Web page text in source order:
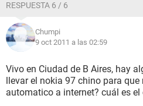
RESPUESTA 6 / 6
Chumpi
9 oct 2011 a las 02:59
Vivo en Ciudad de B Aires, hay
llevar el nokia 97 chino para
automatico a internet? cuál es